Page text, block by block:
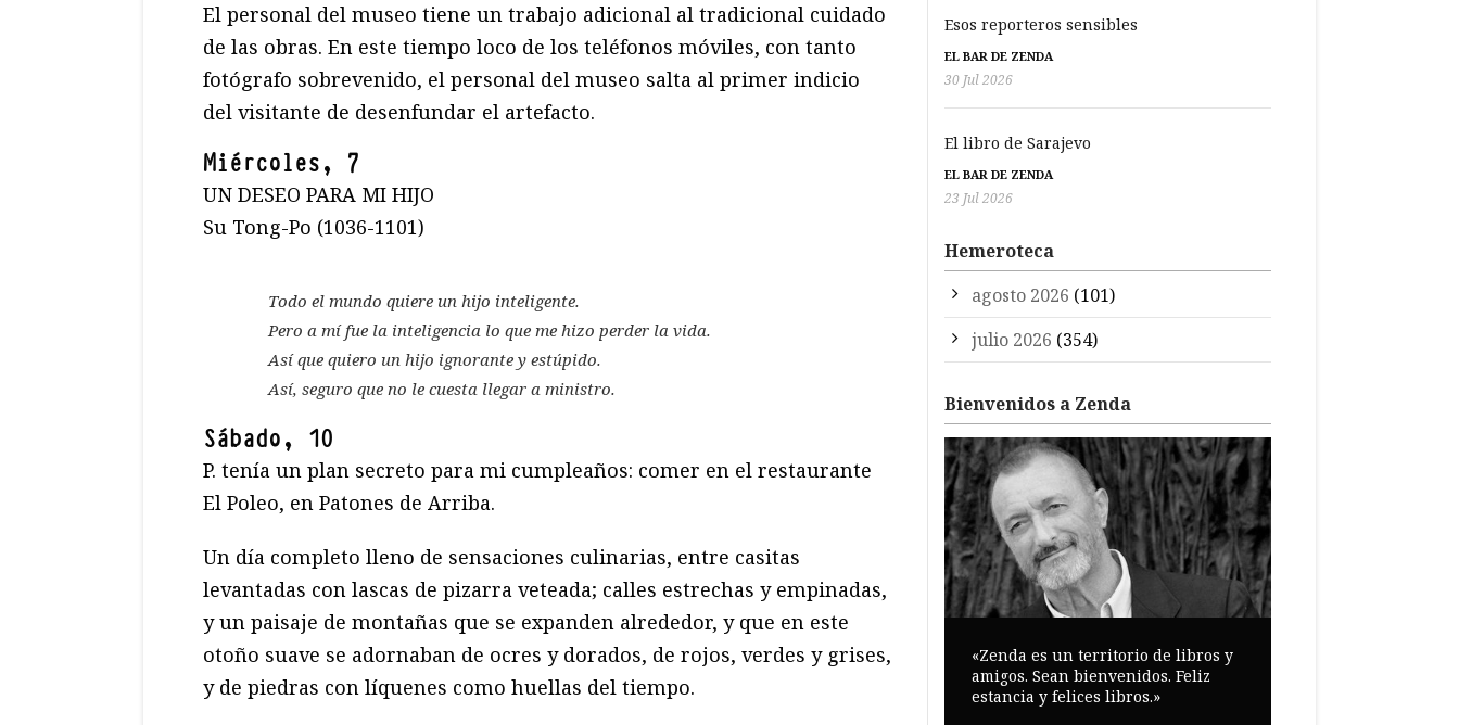
El personal del museo tiene un trabajo adicional al tradicional cuidado
de las obras. En este tiempo loco de los teléfonos móviles, con tanto
fotógrafo sobrevenido, el personal del museo salta al primer indicio
del visitante de desenfundar el artefacto.
Miércoles, 7
UN DESEO PARA MI HIJO
Su Tong-Po (1036-1101)
Todo el mundo quiere un hijo inteligente.
Pero a mí fue la inteligencia lo que me hizo perder la vida.
Así que quiero un hijo ignorante y estúpido.
Así, seguro que no le cuesta llegar a ministro.
Sábado, 10
P. tenía un plan secreto para mi cumpleaños: comer en el restaurante
El Poleo, en Patones de Arriba.
Un día completo lleno de sensaciones culinarias, entre casitas
levantadas con lascas de pizarra veteada; calles estrechas y empinadas,
y un paisaje de montañas que se expanden alrededor, y que en este
otoño suave se adornaban de ocres y dorados, de rojos, verdes y grises,
y de piedras con líquenes como huellas del tiempo.
Esos reporteros sensibles
EL BAR DE ZENDA
30 Jul 2026
El libro de Sarajevo
EL BAR DE ZENDA
23 Jul 2026
Hemeroteca
agosto 2026 (101)
julio 2026 (354)
Bienvenidos a Zenda
«Zenda es un territorio de libros y
amigos. Sean bienvenidos. Feliz
estancia y felices libros.»